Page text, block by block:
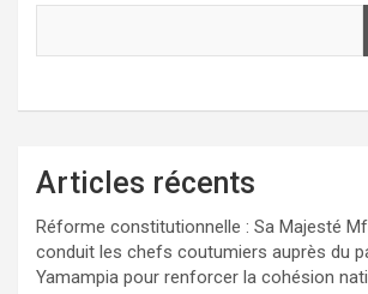
Articles récents
Réforme constitutionnelle : Sa Majesté
conduit les chefs coutumiers auprès du
Yamampia pour renforcer la cohésion